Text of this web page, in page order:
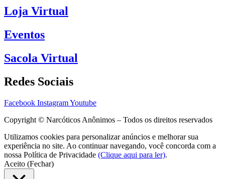
Loja Virtual
Eventos
Sacola Virtual
Redes Sociais
Facebook InstagramYoutube
Copyright © Narcóticos Anônimos – Todos os direitos reservados
Utilizamos cookies para personalizar anúncios e melhorar sua
experiência no site. Ao continuar navegando, você concorda com a
nossa Política de Privacidade (Clique aqui para ler).
Aceito (Fechar)